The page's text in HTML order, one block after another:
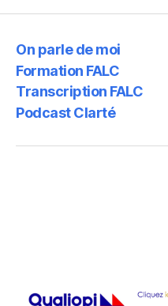
On parle de moi
Formation FALC
Transcription FALC
Podcast Clarté